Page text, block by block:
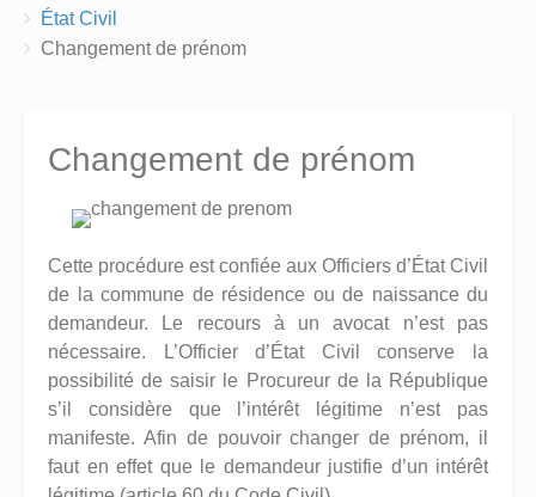
here:
État Civil
Changement de prénom
Changement de prénom
Cette procédure est confiée aux Officiers d’État Civil
de la commune de résidence ou de naissance du
demandeur. Le recours à un avocat n’est pas
nécessaire. L’Officier d’État Civil conserve la
possibilité de saisir le Procureur de la République
s’il considère que l’intérêt légitime n’est pas
manifeste. Afin de pouvoir changer de prénom, il
faut en effet que le demandeur justifie d’un intérêt